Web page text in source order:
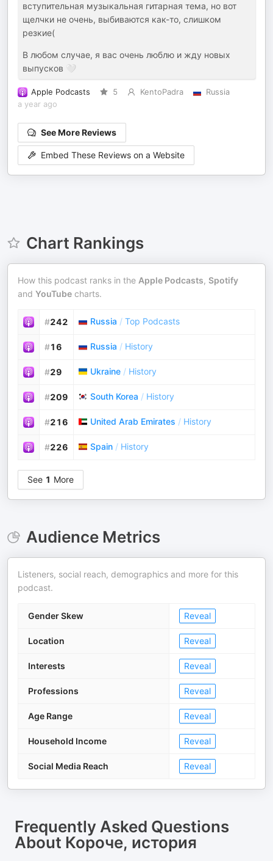
вступительная музыкальная гитарная тема, но вот
щелчки не очень, выбиваются как-то, слишком
резкие(
В любом случае, я вас очень люблю и жду новых
выпусков 🤍
Apple Podcasts 5 KentoPadra
Russia
a year ago
See More Reviews
Embed These Reviews on a Website
Chart Rankings
How this podcast ranks in the Apple Podcasts, Spotify
and YouTube charts.
#242 Russia / Top Podcasts
#16 Russia / History
#29 Ukraine / History
#209 South Korea / History
#216 United Arab Emirates / History
#226 Spain / History
See 1 More
Audience Metrics
Listeners, social reach, demographics and more for this
podcast.
Gender Skew Reveal
Location Reveal
Interests Reveal
Professions Reveal
Age Range Reveal
Household Income Reveal
Social Media Reach Reveal
Frequently Asked Questions
About Короче, история